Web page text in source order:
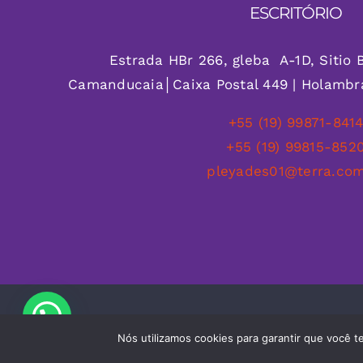
ESCRITÓRIO
Estrada HBr 266, gleba A-1D, Sitio
Camanducaia│Caixa Postal 449 |
+55 (19) 99871-8414
+55 (19) 99815-
©
Nós utilizamos cookies para garantir que você